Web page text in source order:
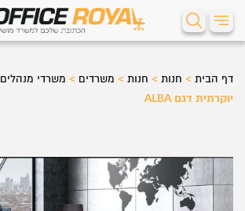
דף הבית > חנות > חנות > משרדים > משרדי מנהלים
יוקרתית דגם ALBA